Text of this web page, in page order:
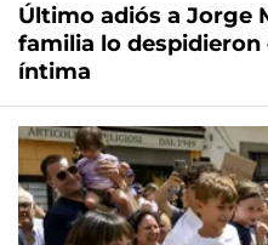
Último adiós a Jorge
familia lo despidieron
íntima